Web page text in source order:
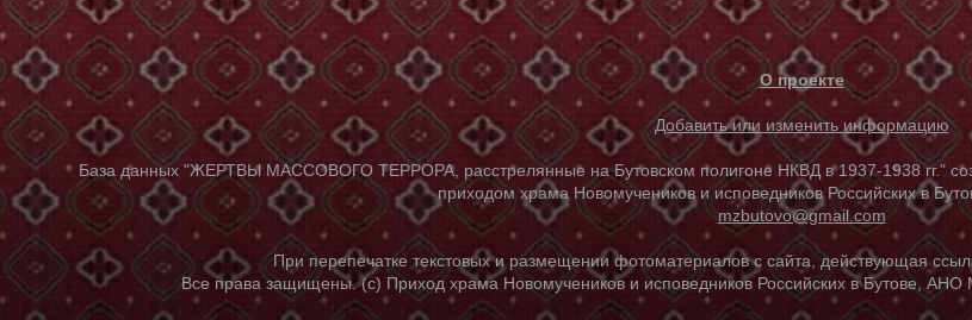
О проекте
Добавить или изменить информацию
База данных "ЖЕРТВЫ МАССОВОГО ТЕРРОРА, расстрелянные на Бутовском полигоне НКВД в 1937-1938 гг."
приходом храма Новомучеников и исповедников Российских в
mzbutovo@gmail.com
При перепечатке текстовых и размещении фотоматериалов с сайта, действующая
Все права защищены. (с) Приход храма Новомучеников и исповедников Российских в Бутове, АНО